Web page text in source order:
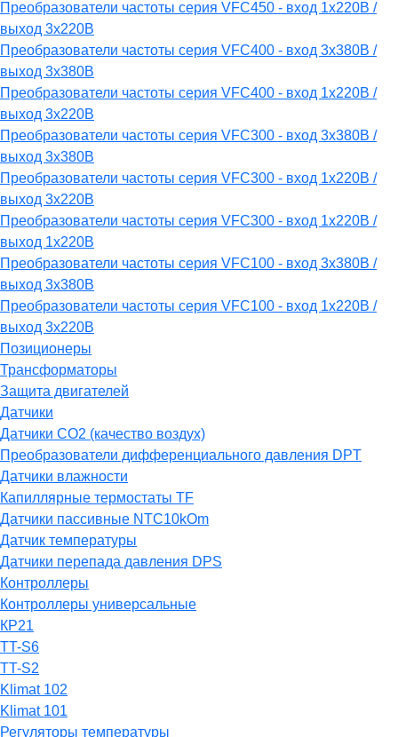
Преобразователи частоты серия VFC450 - вход 1х220В /
выход 3х220В
Преобразователи частоты серия VFC400 - вход 3х380В /
выход 3х380В
Преобразователи частоты серия VFC400 - вход 1х220В /
выход 3х220В
Преобразователи частоты серия VFC300 - вход 3х380В /
выход 3х380В
Преобразователи частоты серия VFC300 - вход 1х220В /
выход 3х220В
Преобразователи частоты серия VFC300 - вход 1х220В /
выход 1х220В
Преобразователи частоты серия VFC100 - вход 3х380В /
выход 3х380В
Преобразователи частоты серия VFC100 - вход 1х220В /
выход 3х220В
Позиционеры
Трансформаторы
Защита двигателей
Датчики
Датчики СО2 (качество воздух)
Преобразователи дифференциального давления DPT
Датчики влажности
Капиллярные термостаты TF
Датчики пассивные NTC10kOm
Датчик температуры
Датчики перепада давления DPS
Контроллеры
Контроллеры универсальные
КР21
TT-S6
TT-S2
Klimat 102
Klimat 101
Регуляторы температуры